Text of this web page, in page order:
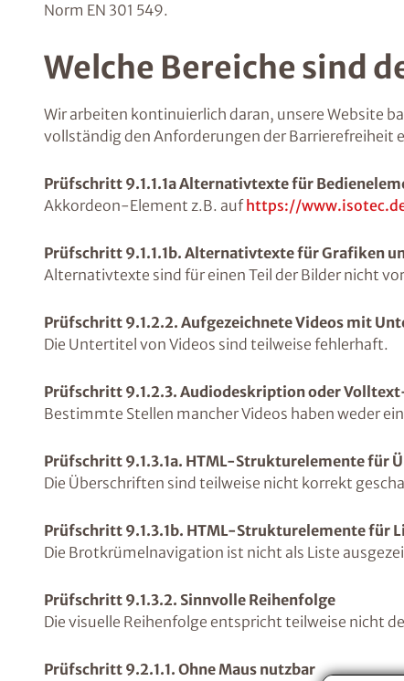
Norm EN 301 549.
Welche Bereiche sind
Wir arbeiten kontinuierlich daran, unsere Website
vollständig den Anforderungen der Barrierefreiheit
Prüfschritt 9.1.1.1a Alternativtexte für
Akkordeon-Element z.B. auf https://
Prüfschritt 9.1.1.1b. Alternativtexte für Grafiken
Alternativtexte sind für einen Teil der Bilder nicht
Prüfschritt 9.1.2.2. Aufgezeichnete Videos mit
Die Untertitel von Videos sind teilweise fehlerhaft.
Prüfschritt 9.1.2.3. Audiodeskription oder
Bestimmte Stellen mancher Videos haben weder
Prüfschritt 9.1.3.1a. HTML-Strukturelemente für
Die Überschriften sind teilweise nicht korrekt
Prüfschritt 9.1.3.1b. HTML-Strukturelemente für
Die Brotkrümelnavigation ist nicht als Liste
Prüfschritt 9.1.3.2. Sinnvolle Reihenfolge
Die visuelle Reihenfolge entspricht teilweise nicht
Prüfschritt 9.2.1.1. Ohne Maus nutzbar